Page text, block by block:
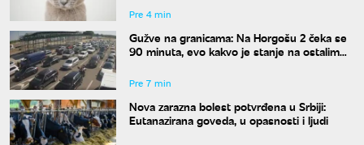
Pre 4 min
Gužve na granicama: Na Horgošu 2 čeka se
90 minuta, evo kakvo je stanje na ostalim
Pre 7 min
Nova zarazna bolest potvrđena u Srbiji:
Eutanazirana goveda, u opasnosti i ljudi